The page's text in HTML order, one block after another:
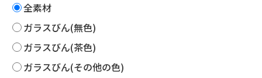
全素材
ガラスびん(無色)
ガラスびん(茶色)
ガラスびん(その他の色)